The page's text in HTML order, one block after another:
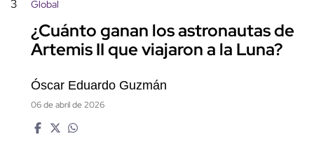
3 Global
¿Cuánto ganan los astronautas de
Artemis II que viajaron a la Luna?
Óscar Eduardo Guzmán
06 de abril de 2026